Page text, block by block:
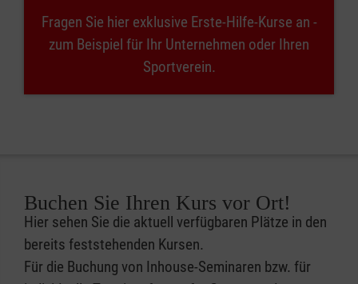
Fragen Sie hier exklusive Erste-Hilfe-Kurse an -
zum Beispiel für Ihr Unternehmen oder Ihren
Sportverein.
Buchen Sie Ihren Kurs vor Ort!
Hier sehen Sie die aktuell verfügbaren Plätze in den
bereits feststehenden Kursen.
Für die Buchung von Inhouse-Seminaren bzw. für